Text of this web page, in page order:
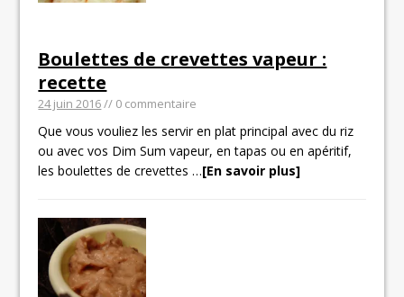
Boulettes de crevettes vapeur :
recette
24 juin 2016// 0 commentaire
Que vous vouliez les servir en plat principal avec du riz
ou avec vos Dim Sum vapeur, en tapas ou en apéritif,
les boulettes de crevettes…[En savoir plus]